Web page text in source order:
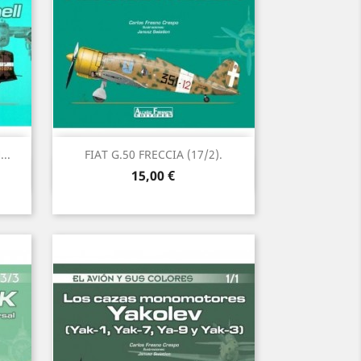
FIAT G.50 FRECCIA (17/2).
Precio
15,00 €
Vista rápida